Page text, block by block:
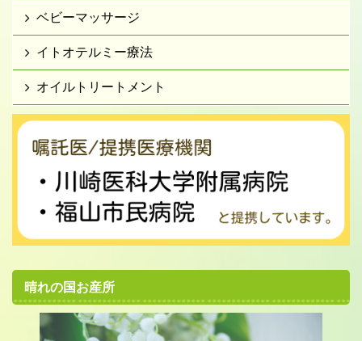
ベビーマッサージ
イトオテルミー療法
オイルトリートメント
晴れの国お産所